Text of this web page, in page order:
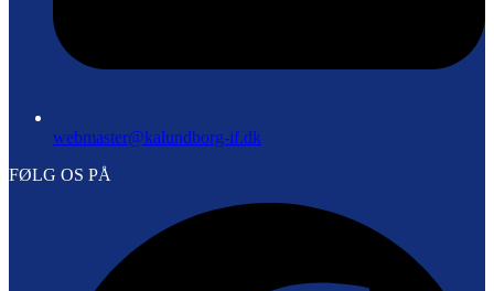
webmaster@kalundborg-if.dk
FØLG OS PÅ